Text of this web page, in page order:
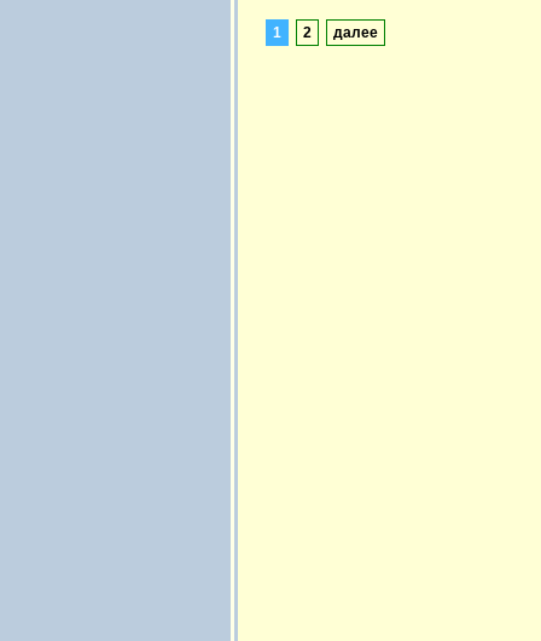
1 2 далее